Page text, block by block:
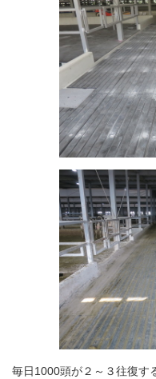
毎日1000頭が２～３往復す